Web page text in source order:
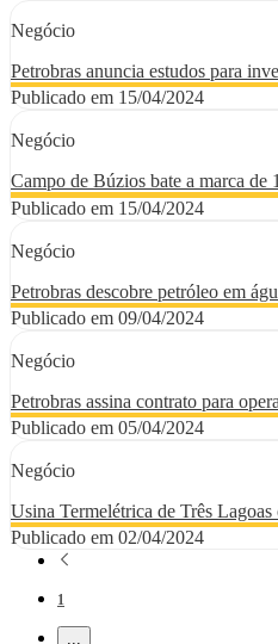
Negócio
Petrobras anuncia estudos para
Publicado em 15/04/2024
Negócio
Campo de Búzios bate a marca
Publicado em 15/04/2024
Negócio
Petrobras descobre petróleo em
Publicado em 09/04/2024
Negócio
Petrobras assina contrato para
Publicado em 05/04/2024
Negócio
Usina Termelétrica de Três Lagoas
Publicado em 02/04/2024
Página
1